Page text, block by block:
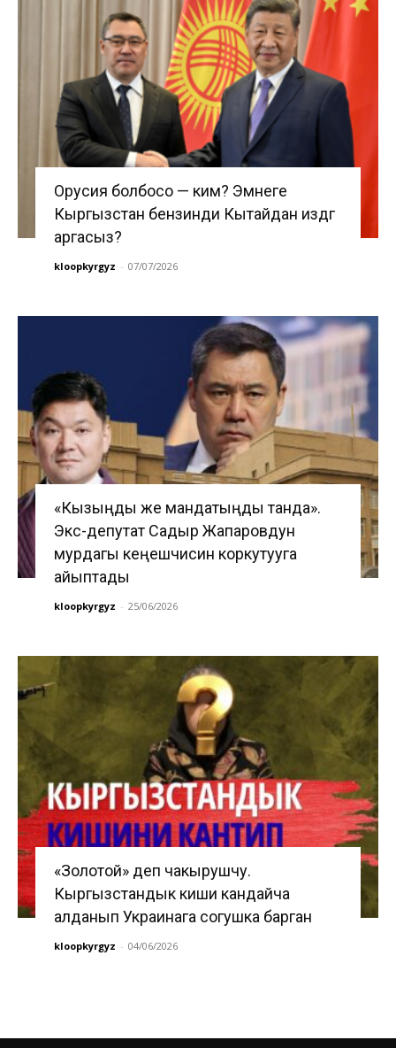
Орусия болбосо — ким? Эмнеге
Кыргызстан бензинди Кытайдан издөөгө
аргасыз?
kloopkyrgyz - 07/07/2026
«Кызыңды же мандатыңды танда».
Экс-депутат Садыр Жапаровдун
мурдагы кеңешчисин коркутууга
айыптады
kloopkyrgyz - 25/06/2026
«Золотой» деп чакырушчу.
Кыргызстандык киши кандайча
алданып Украинага согушка барган
kloopkyrgyz - 04/06/2026